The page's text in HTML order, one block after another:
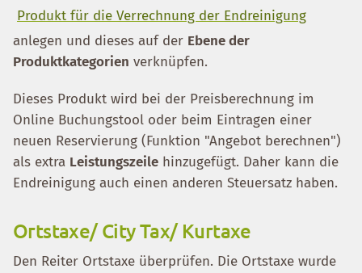
Produkt für die Verrechnung der Endreinigung
anlegen und dieses auf der Ebene der
Produktkategorien verknüpfen.
Dieses Produkt wird bei der Preisberechnung im
Online Buchungstool oder beim Eintragen einer
neuen Reservierung (Funktion "Angebot berechnen")
als extra Leistungszeile hinzugefügt. Daher kann die
Endreinigung auch einen anderen Steuersatz haben.
Ortstaxe/ City Tax/ Kurtaxe
Den Reiter Ortstaxe überprüfen. Die Ortstaxe wurde